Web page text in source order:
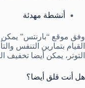
أنشطة مهدئة
وفق موقع “بارنتس”
القيام بتمارين التنفس
التوتر، يمكن أيضا تخفيف
هل أنت قلق أيضا؟